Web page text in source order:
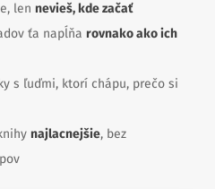
len nevieš, kde začať
ťa napĺňa rovnako ako ich
s ľuďmi, ktorí chápu, prečo si
najlacnejšie, bez